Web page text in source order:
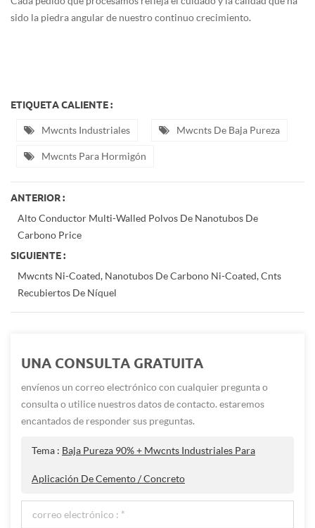
sido la piedra angular de nuestro continuo crecimiento.
ETIQUETA CALIENTE :
Mwcnts Industriales Mwcnts De Baja Pureza
Mwcnts Para Hormigón
ANTERIOR :
Alto Conductor Multi-Walled Polvos De Nanotubos De
Carbono Price
SIGUIENTE :
Mwcnts Ni-Coated, Nanotubos De Carbono Ni-Coated, Cnts
Recubiertos De Níquel
UNA CONSULTA GRATUITA
envíenos un correo electrónico con cualquier pregunta o
consulta o utilice nuestros datos de contacto. estaremos
encantados de responder sus preguntas.
Tema : Baja Pureza 90% + Mwcnts Industriales Para
Aplicación De Cemento / Concreto